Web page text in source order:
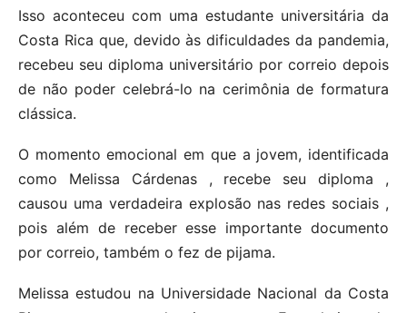
Isso aconteceu com uma estudante universitária da
Costa Rica que, devido às dificuldades da pandemia,
recebeu seu diploma universitário por correio depois
de não poder celebrá-lo na cerimônia de formatura
clássica.
O momento emocional em que a jovem, identificada
como Melissa Cárdenas , recebe seu diploma ,
causou uma verdadeira explosão nas redes sociais ,
pois além de receber esse importante documento
por correio, também o fez de pijama.
Melissa estudou na Universidade Nacional da Costa